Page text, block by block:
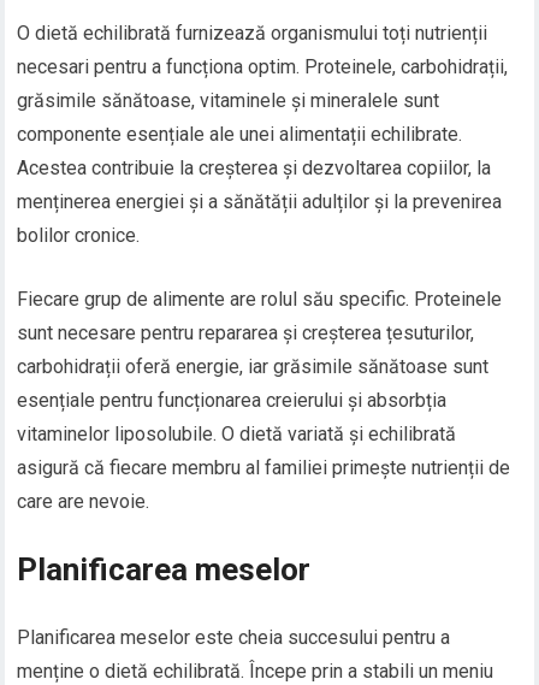
O dietă echilibrată furnizează organismului toți nutrienții
necesari pentru a funcționa optim. Proteinele, carbohidrații,
grăsimile sănătoase, vitaminele și mineralele sunt
componente esențiale ale unei alimentații echilibrate.
Acestea contribuie la creșterea și dezvoltarea copiilor, la
menținerea energiei și a sănătății adulților și la prevenirea
bolilor cronice.
Fiecare grup de alimente are rolul său specific. Proteinele
sunt necesare pentru repararea și creșterea țesuturilor,
carbohidrații oferă energie, iar grăsimile sănătoase sunt
esențiale pentru funcționarea creierului și absorbția
vitaminelor liposolubile. O dietă variată și echilibrată
asigură că fiecare membru al familiei primește nutrienții de
care are nevoie.
Planificarea meselor
Planificarea meselor este cheia succesului pentru a
menține o dietă echilibrată. Începe prin a stabili un meniu